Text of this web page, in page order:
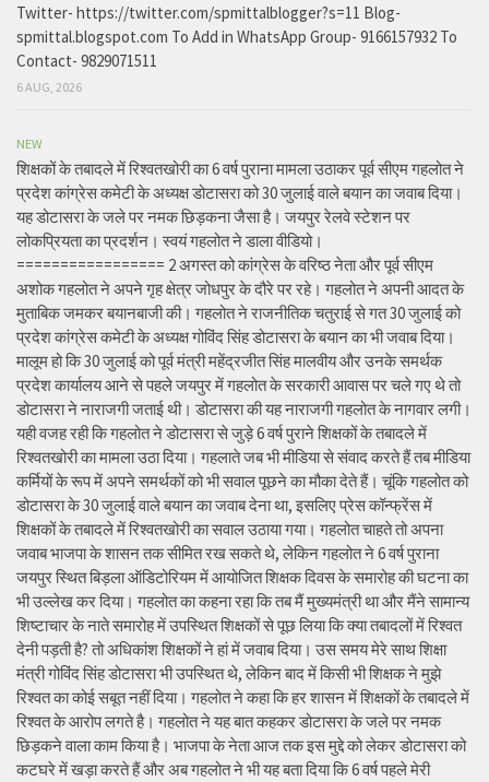
Twitter- https://twitter.com/spmittalblogger?s=11 Blog-
spmittal.blogspot.com To Add in WhatsApp Group- 9166157932 To
Contact- 9829071511
6 AUG, 2026
NEW
शिक्षकों के तबादले में रिश्वतखोरी का 6 वर्ष पुराना मामला उठाकर पूर्व सीएम गहलोत ने
प्रदेश कांग्रेस कमेटी के अध्यक्ष डोटासरा को 30 जुलाई वाले बयान का जवाब दिया।
यह डोटासरा के जले पर नमक छिड़कना जैसा है। जयपुर रेलवे स्टेशन पर
लोकप्रियता का प्रदर्शन। स्वयं गहलोत ने डाला वीडियो।
================= 2 अगस्त को कांग्रेस के वरिष्ठ नेता और पूर्व सीएम
अशोक गहलोत ने अपने गृह क्षेत्र जोधपुर के दौरे पर रहे। गहलोत ने अपनी आदत के
मुताबिक जमकर बयानबाजी की। गहलोत ने राजनीतिक चतुराई से गत 30 जुलाई को
प्रदेश कांग्रेस कमेटी के अध्यक्ष गोविंद सिंह डोटासरा के बयान का भी जवाब दिया।
मालूम हो कि 30 जुलाई को पूर्व मंत्री महेंद्रजीत सिंह मालवीय और उनके समर्थक
प्रदेश कार्यालय आने से पहले जयपुर में गहलोत के सरकारी आवास पर चले गए थे तो
डोटासरा ने नाराजगी जताई थी। डोटासरा की यह नाराजगी गहलोत के नागवार लगी।
यही वजह रही कि गहलोत ने डोटासरा से जुड़े 6 वर्ष पुराने शिक्षकों के तबादले में
रिश्वतखोरी का मामला उठा दिया। गहलाते जब भी मीडिया से संवाद करते हैं तब मीडिया
कर्मियों के रूप में अपने समर्थकों को भी सवाल पूछने का मौका देते हैं। चूंकि गहलोत को
डोटासरा के 30 जुलाई वाले बयान का जवाब देना था, इसलिए प्रेस कॉन्फ्रेंस में
शिक्षकों के तबादले में रिश्वतखोरी का सवाल उठाया गया। गहलोत चाहते तो अपना
जवाब भाजपा के शासन तक सीमित रख सकते थे, लेकिन गहलोत ने 6 वर्ष पुराना
जयपुर स्थित बिड़ला ऑडिटोरियम में आयोजित शिक्षक दिवस के समारोह की घटना का
भी उल्लेख कर दिया। गहलोत का कहना रहा कि तब मैं मुख्यमंत्री था और मैंने सामान्य
शिष्टाचार के नाते समारोह में उपस्थित शिक्षकों से पूछ लिया कि क्या तबादलों में रिश्वत
देनी पड़ती है? तो अधिकांश शिक्षकों ने हां में जवाब दिया। उस समय मेरे साथ शिक्षा
मंत्री गोविंद सिंह डोटासरा भी उपस्थित थे, लेकिन बाद में किसी भी शिक्षक ने मुझे
रिश्वत का कोई सबूत नहीं दिया। गहलोत ने कहा कि हर शासन में शिक्षकों के तबादले में
रिश्वत के आरोप लगते है। गहलोत ने यह बात कहकर डोटासरा के जले पर नमक
छिड़कने वाला काम किया है। भाजपा के नेता आज तक इस मुद्दे को लेकर डोटासरा को
कटघरे में खड़ा करते हैं और अब गहलोत ने भी यह बता दिया कि 6 वर्ष पहले मेरी